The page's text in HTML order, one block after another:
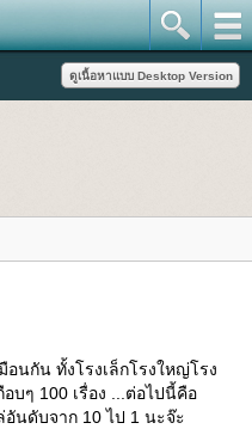
อนกัน ทั้งโรงเล็กโรงใหญ่โรง
ๆ 100 เรื่อง ...ต่อไปนี้คือ
อันดับจาก 10 ไป 1 นะจ๊ะ